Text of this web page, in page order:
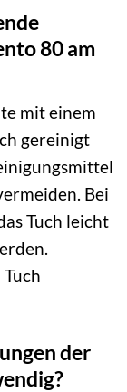
80 am
mit einem
gereinigt
Bei
Tuch leicht
der